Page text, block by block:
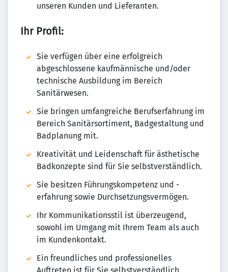
unseren Kunden und Lieferanten.
Ihr Profil:
Sie verfügen über eine erfolgreich
abgeschlossene kaufmännische und/oder
technische Ausbildung im Bereich
Sanitärwesen.
Sie bringen umfangreiche Berufserfahrung im
Bereich Sanitärsortiment, Badgestaltung und
Badplanung mit.
Kreativität und Leidenschaft für ästhetische
Badkonzepte sind für Sie selbstverständlich.
Sie besitzen Führungskompetenz und -
erfahrung sowie Durchsetzungsvermögen.
Ihr Kommunikationsstil ist überzeugend,
sowohl im Umgang mit Ihrem Team als auch
im Kundenkontakt.
Ein freundliches und professionelles